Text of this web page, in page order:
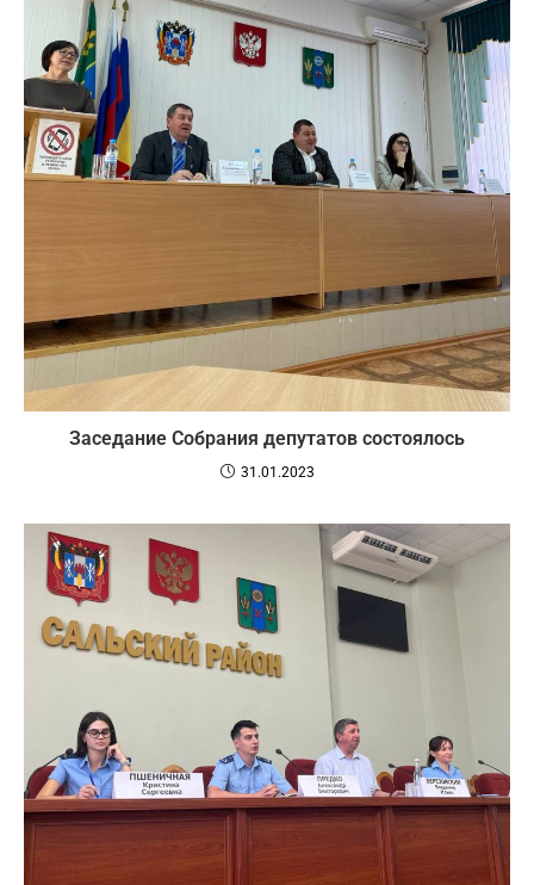
Заседание Собрания депутатов состоялось
31.01.2023